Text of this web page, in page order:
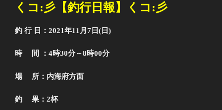
くコ : 彡【釣行日報】くコ : 彡
釣 行 日：2021年11月7日(日)
時 間 ：4時30分～8時00分
場 所：内海府方面
釣 果：2杯